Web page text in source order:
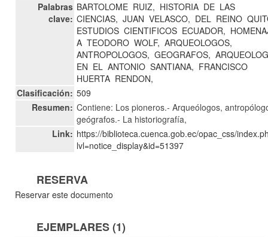
Palabras
clave:
BARTOLOME RUIZ, HISTORIA DE LAS
CIENCIAS, JUAN VELASCO, DEL REINO
ESTUDIOS CIENTIFICOS ECUADOR,
A TEODORO WOLF, ARQUEOLOGOS,
ANTROPOLOGOS, GEOGRAFOS,
EN EL ANTONIO SANTIANA, FRANCISCO
HUERTA RENDON,
Clasificación: 509
Resumen: Contiene: Los pioneros.- Arqueólogos,
geógrafos.- La historiografía,
Link: https://biblioteca.cuenca.gob.ec/opac_css/
lvl=notice_display&id=51397
RESERVA
Reservar este documento
EJEMPLARES (1)